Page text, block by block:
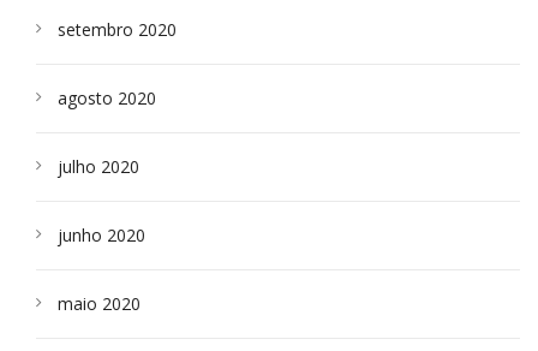
setembro 2020
agosto 2020
julho 2020
junho 2020
maio 2020